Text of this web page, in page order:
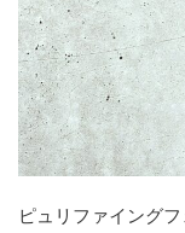
ピュリファイング